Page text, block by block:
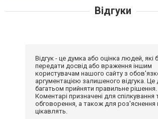
Відгуки
Відгук - це думка або оцінка людей,
передати досвід або враження іншим
користувачам нашого сайту з
аргументацією залишеного відгука.
багатьом прийняти правильне рішення.
Коментарі призначені для спілкування
обговорення, а також для роз'яснення
цікавлять.